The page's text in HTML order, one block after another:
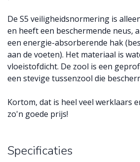
De S5 veiligheidsnormering is
en heeft een beschermende neus,
een energie-absorberende hak
aan de voeten). Het materiaal is
vloeistofdicht. De zool is een
een stevige tussenzool die
Kortom, dat is heel veel werklaars
zo'n goede prijs!
Specificaties